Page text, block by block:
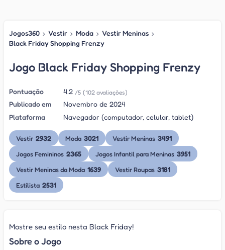
Jogos360 › Vestir › Moda › Vestir Meninas ›
Black Friday Shopping Frenzy
Jogo Black Friday Shopping Frenzy
Pontuação 4.2 /5 (102 avaliações)
Publicado em
Novembro de 2024
Plataforma
Navegador (computador, celular, tablet)
Vestir 2932 Moda 3021 Vestir Meninas 3491
Jogos Femininos 2365 Jogos Infantil para Meninas 3951
Vestir Meninas da Moda 1639 Vestir Roupas 3181
Estilista 2531
Mostre seu estilo nesta Black Friday!
Sobre o Jogo